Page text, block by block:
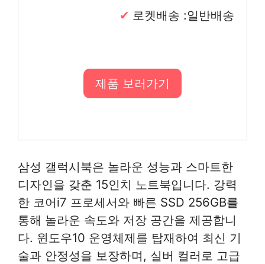
로켓배송 :일반배송
제품 보러가기
삼성 갤럭시북은 놀라운 성능과 스마트한
디자인을 갖춘 15인치 노트북입니다. 강력
한 코어i7 프로세서와 빠른 SSD 256GB를
통해 놀라운 속도와 저장 공간을 제공합니
다. 윈도우10 운영체제를 탑재하여 최신 기
술과 안정성을 보장하며, 실버 컬러로 고급